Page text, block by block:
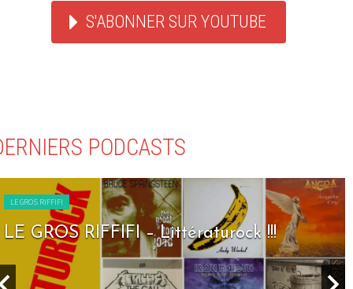
S'ABONNER SUR YOUTUBE
PODCASTS
LE GROS RIFFIFI
LE GROS RIFFIFI – Littératurock !!!